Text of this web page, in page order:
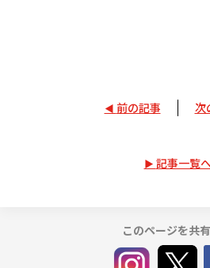
前の記事 次
記事一覧
このページを共